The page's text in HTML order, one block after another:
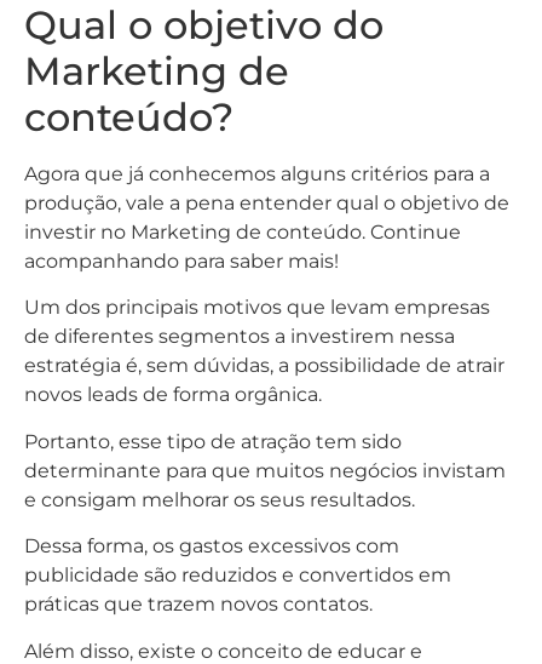
Qual o objetivo do
Marketing de
conteúdo?
Agora que já conhecemos alguns critérios para a
produção, vale a pena entender qual o objetivo de
investir no Marketing de conteúdo. Continue
acompanhando para saber mais!
Um dos principais motivos que levam empresas
de diferentes segmentos a investirem nessa
estratégia é, sem dúvidas, a possibilidade de atrair
novos leads de forma orgânica.
Portanto, esse tipo de atração tem sido
determinante para que muitos negócios invistam
e consigam melhorar os seus resultados.
Dessa forma, os gastos excessivos com
publicidade são reduzidos e convertidos em
práticas que trazem novos contatos.
Além disso, existe o conceito de educar e